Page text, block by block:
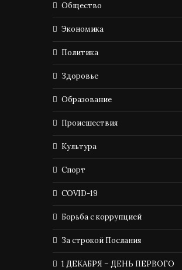
Общество
Экономика
Политика
Здоровье
Образование
Происшествия
Культура
Спорт
COVID-19
Борьба с коррупцией
За строкой Послания
1 ДЕКАБРЯ – ДЕНЬ ПЕРВОГО